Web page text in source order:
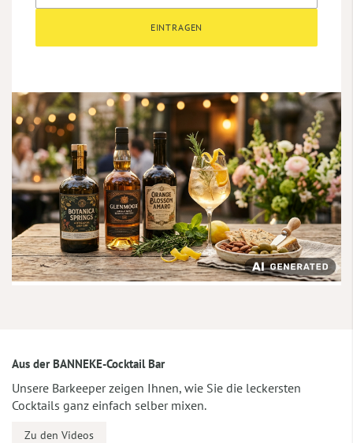
EINTRAGEN
Aus der BANNEKE-Cocktail Bar
Unsere Barkeeper zeigen Ihnen, wie Sie die leckersten
Cocktails ganz einfach selber mixen.
Zu den Videos